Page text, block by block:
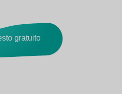
gratuito